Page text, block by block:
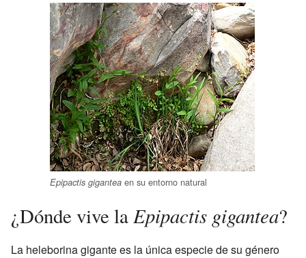
Epipactis gigantea en su entorno natural
¿Dónde vive la Epipactis gigantea?
La heleborina gigante es la única especie de su género